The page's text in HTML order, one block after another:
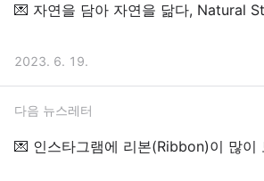
💌 자연을 담아 자연
2023. 6. 19.
다음 뉴스레터
💌 인스타그램에 리본(Ribbon)이 많이